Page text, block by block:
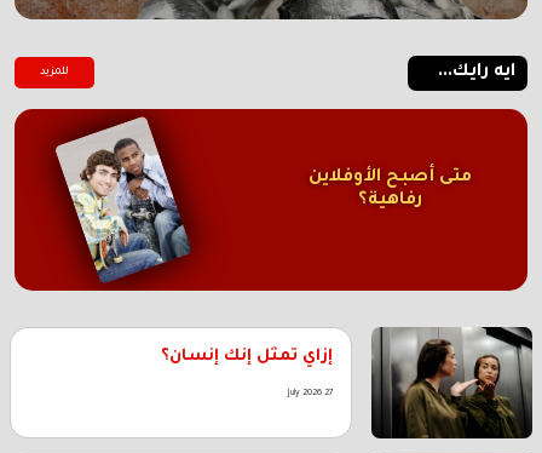
ايه رايك... للمزيد
متى أصبح الأوفلاين
رفاهية؟
إزاي تمثل إنك إنسان؟
27 July 2026